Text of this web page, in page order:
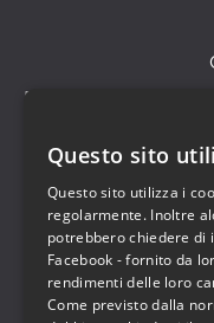
Discoteche
Formazione
Musica, Eventi Live, Club
Sport & Motori
Biglietteria SIAE
Informativa sulla
Condizioni di utilizzo
Questo sito
Questo sito utilizza i
regolarmente. Inoltre
potrebbero chiedere di
Facebook - fornito da
rendimenti delle loro
Come previsto dalla